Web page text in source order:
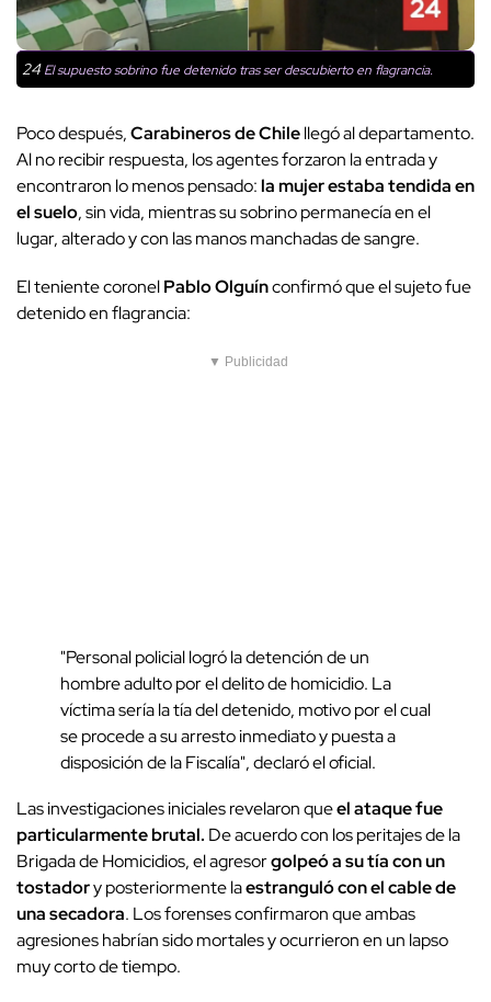
24El supuesto sobrino fue detenido tras ser descubierto en flagrancia.
Poco después,Carabineros de Chilellegó al departamento.
Al no recibir respuesta, los agentes forzaron la entrada y
encontraron lo menos pensado:la mujer estaba tendida en
el suelo, sin vida, mientras su sobrino permanecía en el
lugar, alterado y con las manos manchadas de sangre.
El teniente coronelPablo Olguínconfirmó que el sujeto fue
detenido en flagrancia:
▼ Publicidad
"Personal policial logró la detención de un
hombre adulto por el delito de homicidio. La
víctima sería la tía del detenido, motivo por el cual
se procede a su arresto inmediato y puesta a
disposición de la Fiscalía", declaró el oficial.
Las investigaciones iniciales revelaron queel ataque fue
particularmente brutal. De acuerdo con los peritajes de la
Brigada de Homicidios, el agresorgolpeó a su tía con un
tostadory posteriormente laestranguló con el cable de
una secadora. Los forenses confirmaron que ambas
agresiones habrían sido mortales y ocurrieron en un lapso
muy corto de tiempo.